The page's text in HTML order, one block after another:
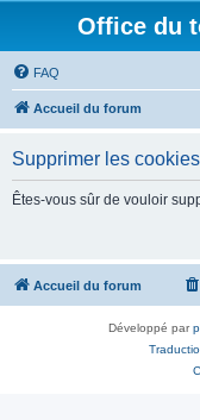
Office du
FAQ
Accueil du forum
Supprimer les cookies
Êtes-vous sûr de vouloir
Accueil du forum
Développé par